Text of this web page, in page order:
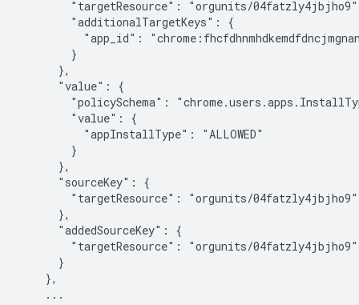
"targetResource": "orgunits/
        "additionalTargetKeys": {
"app_id":
        }
      },
      "value": {
"policySchema":
        "value": {
          "appInstallType": "ALLOWED"
        }
      },
      "sourceKey": {
        "targetResource": "orgunits/04fatzly4jbjho9"
      },
      "addedSourceKey": {
        "targetResource": "orgunits/04fatzly4jbjho9"
      }
    },
    ...